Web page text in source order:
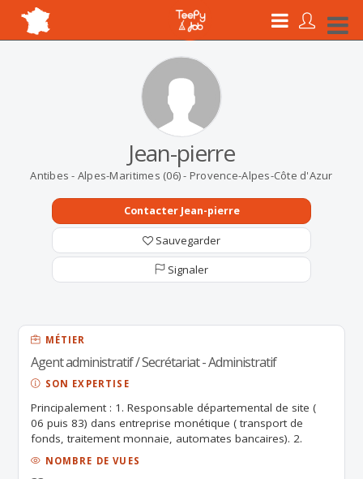
Jean-pierre
Antibes - Alpes-Maritimes (06) - Provence-Alpes-Côte d'Azur
Contacter Jean-pierre
Sauvegarder
Signaler
MÉTIER
Agent administratif / Secrétariat - Administratif
SON EXPERTISE
Principalement : 1. Responsable départemental de site (
06 puis 83) dans entreprise monétique ( transport de
fonds, traitement monnaie, automates bancaires). 2.
Responsable gestion ( administration et budget) parking
important ouvert 7/7 et 24h/24h.
NOMBRE DE VUES